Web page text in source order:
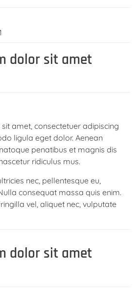
dolor sit amet
amet, consectetuer adipiscing
ligula eget dolor. Aenean
penatibus et magnis dis
ridiculus mus.
nec, pellentesque eu,
consequat massa quis enim.
vel, aliquet nec, vulputate
dolor sit amet